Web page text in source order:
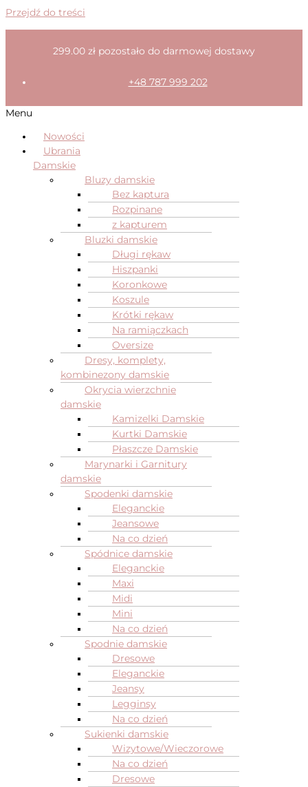
Przejdź do treści
299.00 zł pozostało do darmowej dostawy
+48 787 999 202
Menu
Nowości
Ubrania
Damskie
Bluzy damskie
Bez kaptura
Rozpinane
z kapturem
Bluzki damskie
Długi rękaw
Hiszpanki
Koronkowe
Koszule
Krótki rękaw
Na ramiączkach
Oversize
Dresy, komplety,
kombinezony damskie
Okrycia wierzchnie
damskie
Kamizelki Damskie
Kurtki Damskie
Płaszcze Damskie
Marynarki i Garnitury
damskie
Spodenki damskie
Eleganckie
Jeansowe
Na co dzień
Spódnice damskie
Eleganckie
Maxi
Midi
Mini
Na co dzień
Spodnie damskie
Dresowe
Eleganckie
Jeansy
Legginsy
Na co dzień
Sukienki damskie
Wizytowe/Wieczorowe
Na co dzień
Dresowe